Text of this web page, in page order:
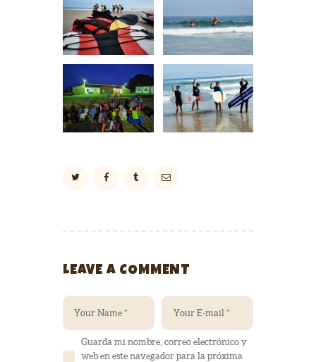
LEAVE A COMMENT
Guarda mi nombre, correo electrónico y
web en este navegador para la próxima